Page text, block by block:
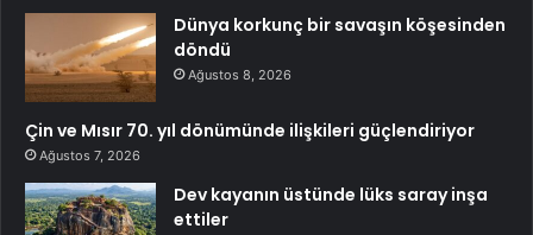
Dünya korkunç bir savaşın köşesinden
döndü
Ağustos 8, 2026
Çin ve Mısır 70. yıl dönümünde ilişkileri güçlendiriyor
Ağustos 7, 2026
Dev kayanın üstünde lüks saray inşa
ettiler